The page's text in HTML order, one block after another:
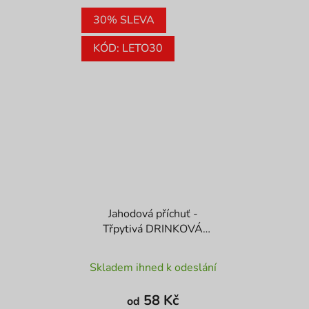
30% SLEVA
KÓD: LETO30
Jahodová příchuť -
Třpytivá DRINKOVÁ
hodnocení
produktu
Skladem ihned k odeslání
od 58 Kč